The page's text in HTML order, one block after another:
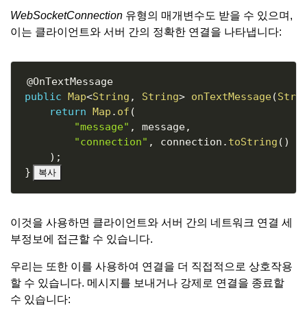
WebSocketConnection 유형의 매개변수도 받을 수 있으며,
이는 클라이언트와 서버 간의 정확한 연결을 나타냅니다:
@OnTextMessage
public Map<String , String> onTextMessage(
return Map . of (
"message" , message,
"connection" , connection . toString ( )
) ;
}
복사
이것을 사용하면 클라이언트와 서버 간의 네트워크 연결 세
부정보에 접근할 수 있습니다.
우리는 또한 이를 사용하여 연결을 더 직접적으로 상호작용
할 수 있습니다. 메시지를 보내거나 강제로 연결을 종료할
수 있습니다: